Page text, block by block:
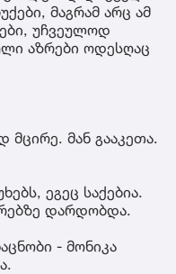
მაგრამ არც ამ
უჩვეულოდ
აზრები ოდესღაც
მან გააკეთა.
ეგეც საქებია.
დარდობდა.
- მონიკა